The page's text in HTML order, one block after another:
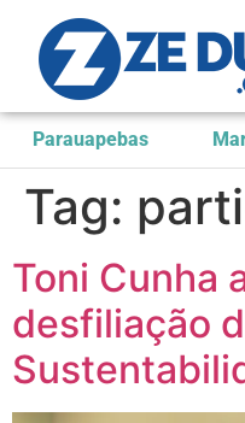
Parauapebas
Tag:
Toni Cunha
desfiliação